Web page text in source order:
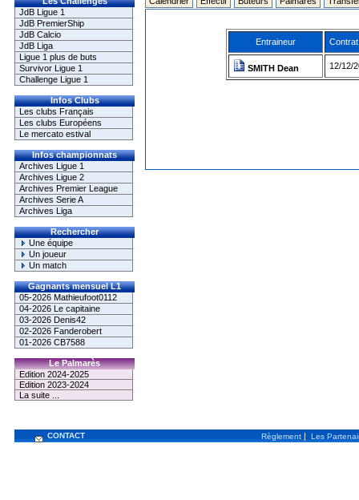
JdB Ligue 1
JdB PremierShip
JdB Calcio
JdB Liga
Ligue 1 plus de buts
Survivor Ligue 1
Challenge Ligue 1
Infos Clubs
Les clubs Français
Les clubs Européens
Le mercato estival
Infos championnats
Archives Ligue 1
Archives Ligue 2
Archives Premier League
Archives Serie A
Archives Liga
Rechercher
Une équipe
Un joueur
Un match
Gagnants mensuel L1
05-2026 Mathieufoot0112
04-2026 Le capitaine
03-2026 Denis42
02-2026 Fanderobert
01-2026 CB7588
Le Palmarès
Edition 2024-2025
Edition 2023-2024
La suite ...
Entraineur Contrat
SMITH Dean 12/12/
CONTACT Règlement | Les